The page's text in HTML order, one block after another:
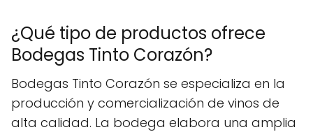
¿Qué tipo de productos ofrece
Bodegas Tinto Corazón?
Bodegas Tinto Corazón se especializa en la
producción y comercialización de vinos de
alta calidad. La bodega elabora una amplia